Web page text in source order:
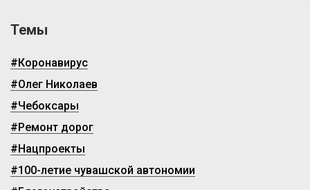
Темы
#Коронавирус
#Олег Николаев
#Чебоксары
#Ремонт дорог
#Нацпроекты
#100-летие чувашской автономии